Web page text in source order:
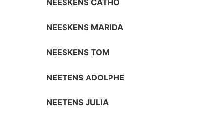
NEESKENS CATHO
NEESKENS MARIDA
NEESKENS TOM
NEETENS ADOLPHE
NEETENS JULIA